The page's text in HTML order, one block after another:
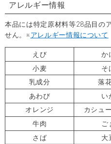
アレルギー情報
本品には特定原材料等28品目の
せん。※アレルギー情報について
えび か
小麦
そ
乳成分
落
あわび
い
オレンジ
カシュ
牛肉
ご
さば
大